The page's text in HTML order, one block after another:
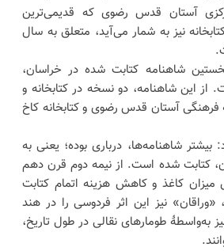
آستان قدس رضوی که قدیمی‌ترین
نیز به شمار می‌آید، متعلق به سال
شاهنامه کتابت شده در خراسان،
از این شاهنامه، دو نسخه در کتابخانه و
آستان قدس رضوی و کتابخانه کاخ
شاهنامه‌ها، درباری بوده؛ یعنی به
کتابت شده است. از نیمه دوم قرن دهم
کاغذ و کاهش هزینه اتمام کتابت
نیز این اثر فردوسی را در هند
به‌واسطهٔ طومار‌های نقالی در طول تاریخ،